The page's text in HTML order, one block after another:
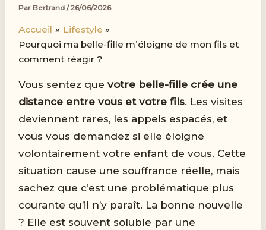
Par Bertrand/26/06/2026
Accueil
Lifestyle
Pourquoi ma belle-fille m’éloigne de mon fils et
comment réagir ?
Vous sentez quevotre belle-fille crée une
distance entre vous et votre fils. Les visites
deviennent rares, les appels espacés, et
vous vous demandez si elle éloigne
volontairement votre enfant de vous. Cette
situation cause une souffrance réelle, mais
sachez que c’est une problématique plus
courante qu’il n’y paraît. La bonne nouvelle
? Elle est souvent soluble par une